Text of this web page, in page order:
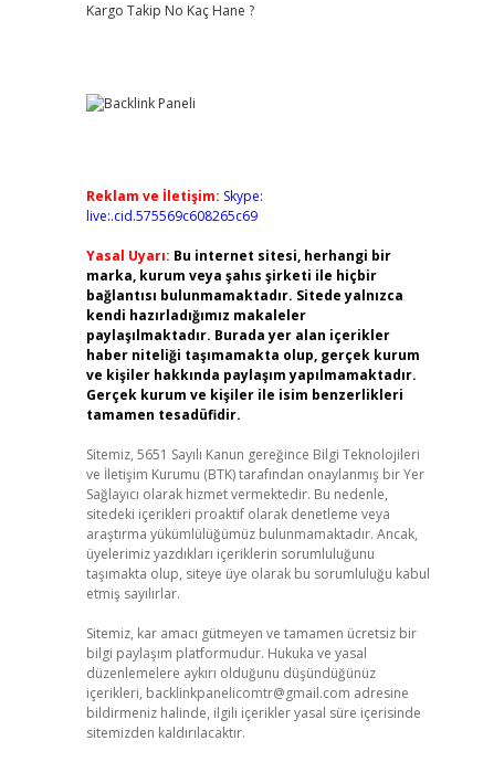
Kargo Takip No Kaç Hane ?
Reklam ve İletişim: Skype:
live:.cid.575569c608265c69
Yasal Uyarı: Bu internet sitesi, herhangi bir
marka, kurum veya şahıs şirketi ile hiçbir
bağlantısı bulunmamaktadır. Sitede yalnızca
kendi hazırladığımız makaleler
paylaşılmaktadır. Burada yer alan içerikler
haber niteliği taşımamakta olup, gerçek kurum
ve kişiler hakkında paylaşım yapılmamaktadır.
Gerçek kurum ve kişiler ile isim benzerlikleri
tamamen tesadüfidir.
Sitemiz, 5651 Sayılı Kanun gereğince Bilgi Teknolojileri
ve İletişim Kurumu (BTK) tarafından onaylanmış bir Yer
Sağlayıcı olarak hizmet vermektedir. Bu nedenle,
sitedeki içerikleri proaktif olarak denetleme veya
araştırma yükümlülüğümüz bulunmamaktadır. Ancak,
üyelerimiz yazdıkları içeriklerin sorumluluğunu
taşımakta olup, siteye üye olarak bu sorumluluğu kabul
etmiş sayılırlar.
Sitemiz, kar amacı gütmeyen ve tamamen ücretsiz bir
bilgi paylaşım platformudur. Hukuka ve yasal
düzenlemelere aykırı olduğunu düşündüğünüz
içerikleri, backlinkpanelicomtr@gmail.com adresine
bildirmeniz halinde, ilgili içerikler yasal süre içerisinde
sitemizden kaldırılacaktır.